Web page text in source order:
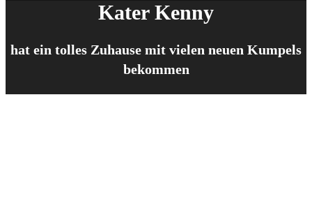
Kater Kenny
hat ein tolles Zuhause mit vielen neuen Kumpels
bekommen